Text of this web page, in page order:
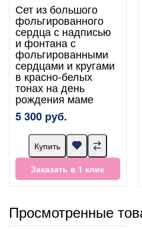
Сет из большого
фольгированного
сердца с надписью
и фонтана с
фольгированными
сердцами и кругами
в красно-белых
тонах на день
рождения маме
5 300 руб.
Купить
Заказать в 1 клик
Просмотренные